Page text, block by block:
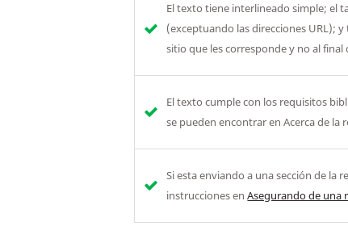
El texto tiene interlineado simple; el
(exceptuando las direcciones URL);
sitio que les corresponde y no al final
El texto cumple con los requisitos
se pueden encontrar en Acerca de la
Si esta enviando a una sección de la
instrucciones enAsegurando de una